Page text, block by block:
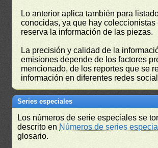
Lo anterior aplica también para
conocidas, ya que hay coleccionistas
reserva la información de las piezas.
La precisión y calidad de la
emisiones depende de los factores
mencionado, de los reportes que se
información en diferentes redes
Series especiales
Los números de serie especiales se
descrito en Números de series
glosario.